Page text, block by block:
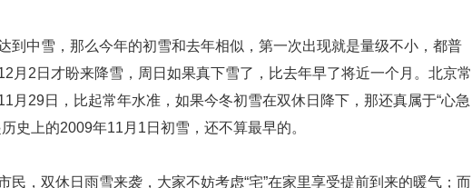
到中雪，那么今年的初雪和去年相似，第一次出现就是量级不小，都普
月2日才盼来降雪，周日如果真下雪了，比去年早了将近一个月。北京常
月29日，比起常年水准，如果今冬初雪在双休日降下，那还真属于“心急
史上的2009年11月1日初雪，还不算最早的。
民，双休日雨雪来袭，大家不妨考虑“宅”在家里享受提前到来的暖气；而